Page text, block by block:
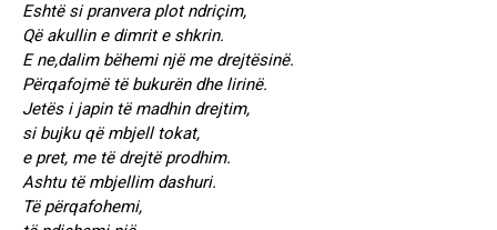
Eshtë si pranvera plot ndriçim,
Që akullin e dimrit e shkrin.
E ne,dalim bëhemi një me drejtësinë.
Përqafojmë të bukurën dhe lirinë.
Jetës i japin të madhin drejtim,
si bujku që mbjell tokat,
e pret, me të drejtë prodhim.
Ashtu të mbjellim dashuri.
Të përqafohemi,